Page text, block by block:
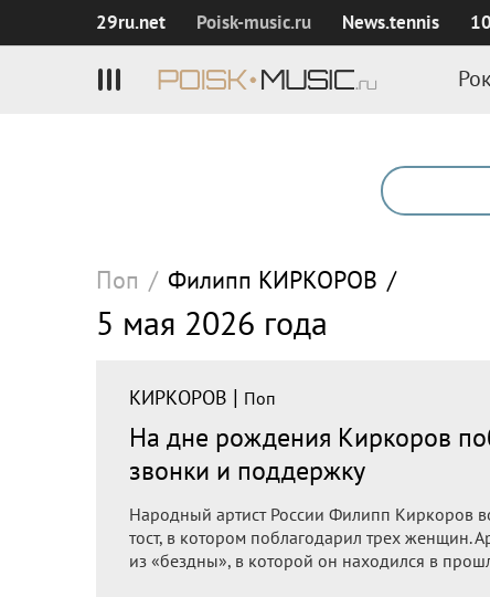
29ru.net Poisk‑music.ru News.tennis
Рок
Поп / Филипп КИРКОРОВ /
5 мая 2026 года
КИРКОРОВ | Поп
На дне рождения Киркоров
звонки и поддержку
Народный артист России Филипп Киркоров
тост, в котором поблагодарил трех женщин.
из «бездны», в которой он находился в